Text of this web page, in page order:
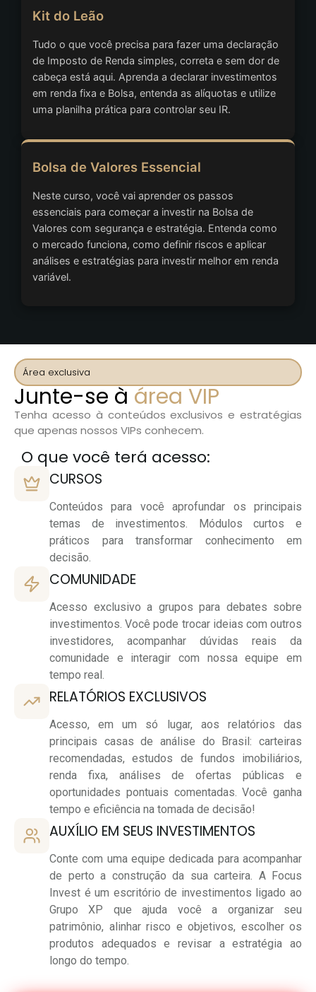
Kit do Leão
Tudo o que você precisa para fazer uma declaração
de Imposto de Renda simples, correta e sem dor de
cabeça está aqui. Aprenda a declarar investimentos
em renda fixa e Bolsa, entenda as alíquotas e utilize
uma planilha prática para controlar seu IR.
Bolsa de Valores Essencial
Neste curso, você vai aprender os passos
essenciais para começar a investir na Bolsa de
Valores com segurança e estratégia. Entenda como
o mercado funciona, como definir riscos e aplicar
análises e estratégias para investir melhor em renda
variável.
Área exclusiva
Junte-se à área VIP
Tenha acesso à conteúdos exclusivos e estratégias
que apenas nossos VIPs conhecem.
O que você terá acesso:
CURSOS
Conteúdos para você aprofundar os principais
temas de investimentos. Módulos curtos e
práticos para transformar conhecimento em
decisão.
COMUNIDADE
Acesso exclusivo a grupos para debates sobre
investimentos. Você pode trocar ideias com outros
investidores, acompanhar dúvidas reais da
comunidade e interagir com nossa equipe em
tempo real.
RELATÓRIOS EXCLUSIVOS
Acesso, em um só lugar, aos relatórios das
principais casas de análise do Brasil: carteiras
recomendadas, estudos de fundos imobiliários,
renda fixa, análises de ofertas públicas e
oportunidades pontuais comentadas. Você ganha
tempo e eficiência na tomada de decisão!
AUXÍLIO EM SEUS INVESTIMENTOS
Conte com uma equipe dedicada para acompanhar
de perto a construção da sua carteira. A Focus
Invest é um escritório de investimentos ligado ao
Grupo XP que ajuda você a organizar seu
patrimônio, alinhar risco e objetivos, escolher os
produtos adequados e revisar a estratégia ao
longo do tempo.